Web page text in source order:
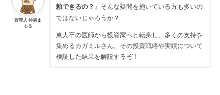
管理人 神園ま
もる
頼できるの？ 』そんな疑問を抱いている方も多いの
ではないじゃろうか？
東大卒の医師から投資家へと転身し、多くの支持を
集めるカガミルさん。その投資戦略や実績について
検証した結果を解説するぞ！